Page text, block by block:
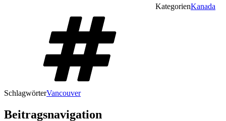
KategorienKanada
SchlagwörterVancouver
Beitragsnavigation